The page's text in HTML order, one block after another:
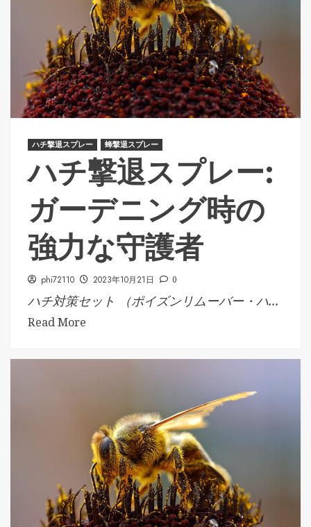
ハチ撃退スプレー 蜂撃退スプレー
ハチ撃退スプレー:
ガーデニング時の
強力な守護者
phi72110 2023年10月21日 0
ハチ対策セット （ポイズンリムーバー・ハ...
Read More